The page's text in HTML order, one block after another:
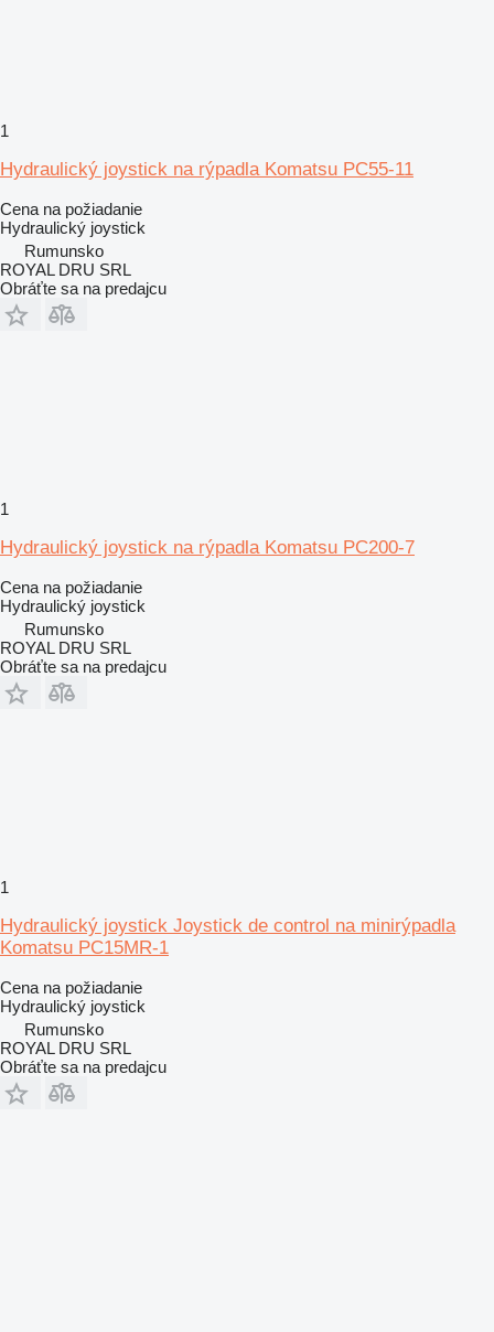
1
Hydraulický joystick na rýpadla Komatsu PC55-11
Cena na požiadanie
Hydraulický joystick
Rumunsko
ROYAL DRU SRL
Obráťte sa na predajcu
1
Hydraulický joystick na rýpadla Komatsu PC200-7
Cena na požiadanie
Hydraulický joystick
Rumunsko
ROYAL DRU SRL
Obráťte sa na predajcu
1
Hydraulický joystick Joystick de control na minirýpadla
Komatsu PC15MR-1
Cena na požiadanie
Hydraulický joystick
Rumunsko
ROYAL DRU SRL
Obráťte sa na predajcu